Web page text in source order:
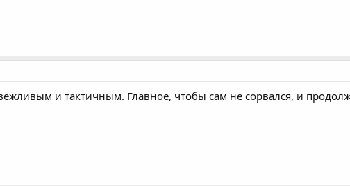
и тактичным. Главное, чтобы сам не сорвался, и